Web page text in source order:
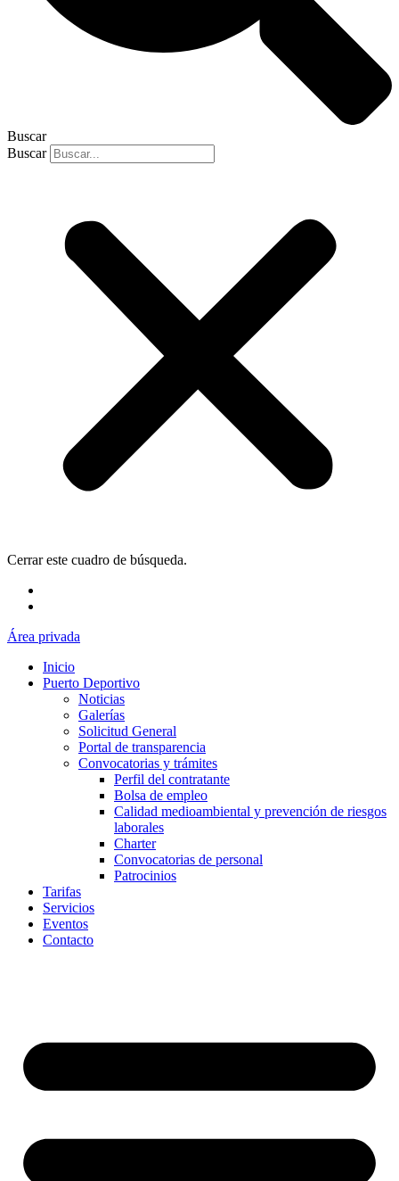
Buscar
Buscar
Cerrar este cuadro de búsqueda.
Área privada
Inicio
Puerto Deportivo
Noticias
Galerías
Solicitud General
Portal de transparencia
Convocatorias y trámites
Perfil del contratante
Bolsa de empleo
Calidad medioambiental y prevención de riesgos
laborales
Charter
Convocatorias de personal
Patrocinios
Tarifas
Servicios
Eventos
Contacto